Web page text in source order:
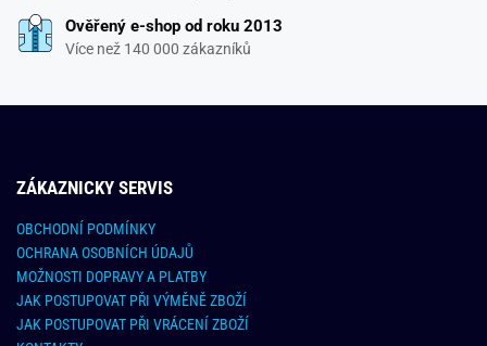
Ověřený e-shop od roku 2013
Více než 140 000 zákazníků
ZÁKAZNICKY SERVIS
OBCHODNÍ PODMÍNKY
OCHRANA OSOBNÍCH ÚDAJŮ
MOŽNOSTI DOPRAVY A PLATBY
JAK POSTUPOVAT PŘI VÝMĚNĚ ZBOŽÍ
JAK POSTUPOVAT PŘI VRÁCENÍ ZBOŽÍ